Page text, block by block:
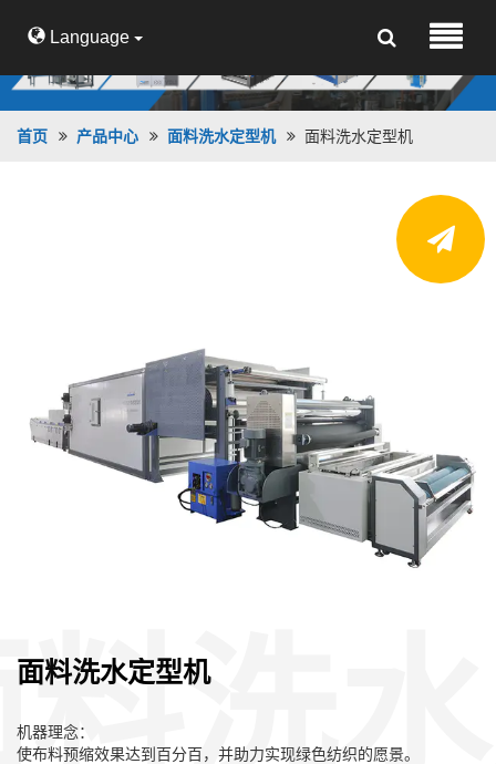
Language
首页 产品中心 面料洗水定型机 面料洗水定型机
面料洗水定型机
机器理念：
使布料预缩效果达到百分百，并助力实现绿色纺织的愿景。